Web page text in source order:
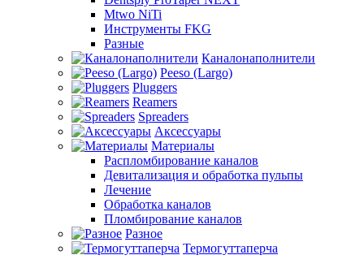
Mtwo NiTi
Инструменты FKG
Разные
Каналонаполнители
Peeso (Largo)
Pluggers
Reamers
Spreaders
Аксессуары
Материалы
Распломбирование каналов
Девитализация и обработка пульпы
Лечение
Обработка каналов
Пломбирование каналов
Разное
Термогуттаперча